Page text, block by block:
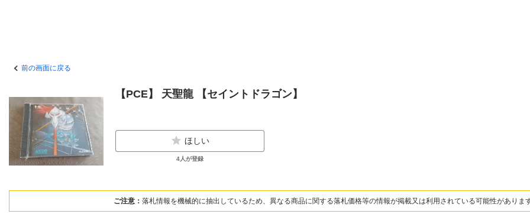
前の画面に戻る
【PCE】 天聖龍 【セイントドラゴン】
ほしい
4人が登録
ご注意： 落札情報を機械的に抽出しているため、異なる商品に関する落札価格等の情報が掲載又は利用されている可能性がありま